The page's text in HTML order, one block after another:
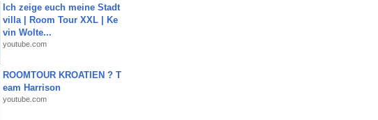
Ich zeige euch meine Stadt
villa | Room Tour XXL | Ke
vin Wolte...
youtube.com
ROOMTOUR KROATIEN ? T
eam Harrison
youtube.com